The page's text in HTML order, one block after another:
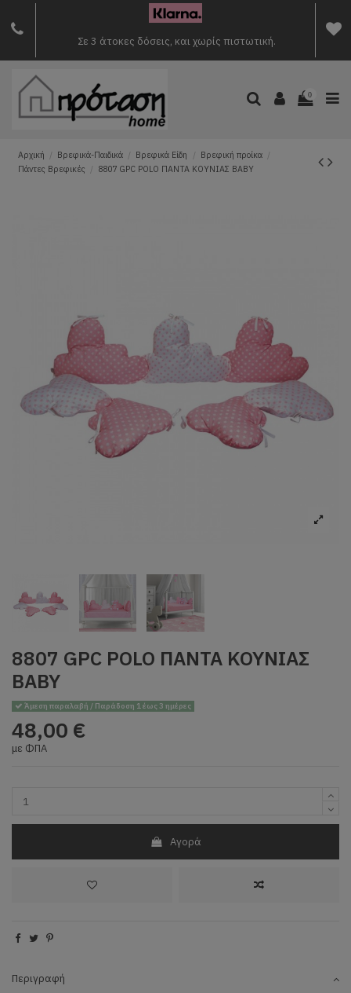
Σε 3 άτοκες δόσεις, και χωρίς πιστωτική.
0
Αρχική Βρεφικά-Παιδικά Βρεφικά Είδη
Βρεφική προίκα
Πάντες Βρεφικές
8807 GPC POLO ΠΑΝΤΑ ΚΟΥΝΙΑΣ BABY
8807 GPC POLO ΠΑΝΤΑ ΚΟΥΝΙΑΣ
BABY
Άμεση παραλαβή / Παράδοση 1 έως 3 ημέρες
48,00 €
με ΦΠΑ
Αγορά
Περιγραφή